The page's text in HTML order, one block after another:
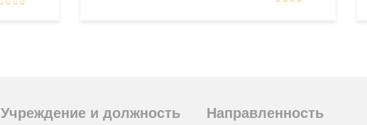
Учреждение и должность Направленность